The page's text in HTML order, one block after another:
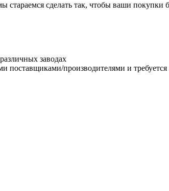
стараемся сделать так, чтобы ваши
заводах
поставщиками/производителями и требуется